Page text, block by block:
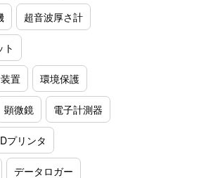
超音波厚さ計
ト
置 環境保護
顕微鏡 電子計測器
プリンタ
データロガー